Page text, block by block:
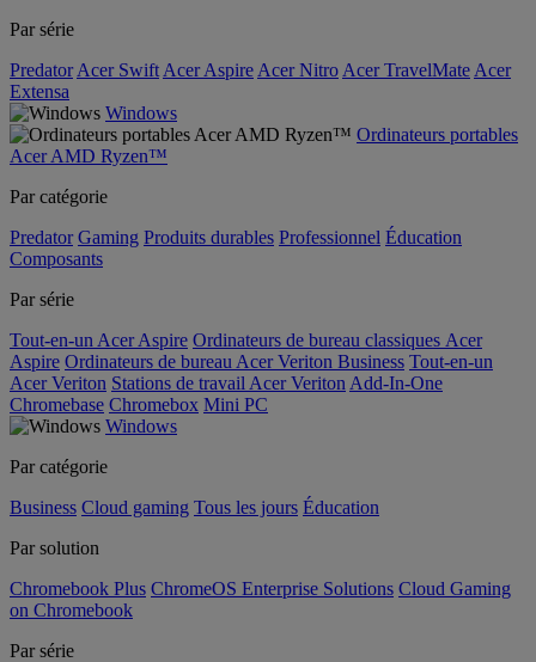
Par série
Predator Acer Swift Acer Aspire Acer Nitro Acer TravelMate Acer
Extensa
Windows
Ordinateurs portables
Acer AMD Ryzen™
Par catégorie
Predator Gaming Produits durables Professionnel Éducation
Composants
Par série
Tout-en-un Acer Aspire Ordinateurs de bureau classiques Acer
Aspire Ordinateurs de bureau Acer Veriton Business Tout-en-un
Acer Veriton Stations de travail Acer Veriton Add-In-One
Chromebase Chromebox Mini PC
Windows
Par catégorie
Business Cloud gaming Tous les jours Éducation
Par solution
Chromebook Plus ChromeOS Enterprise Solutions Cloud Gaming
on Chromebook
Par série